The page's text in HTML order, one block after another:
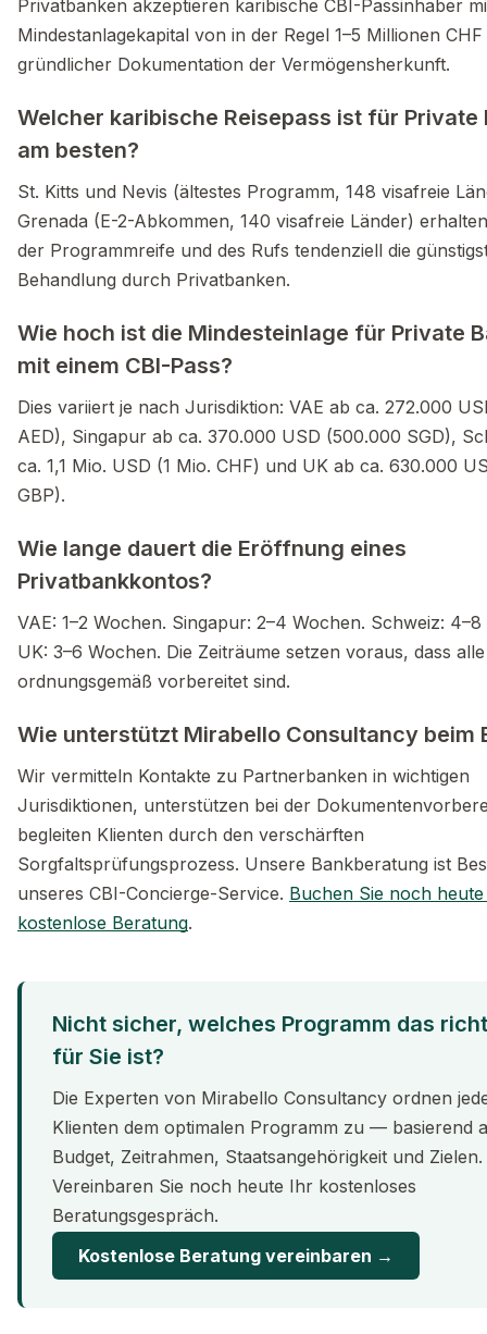
Privatbanken akzeptieren karibische CBI-Passinhaber
Mindestanlagekapital von in der Regel 1–5 Millionen
gründlicher Dokumentation der Vermögensherkunft.
Welcher karibische Reisepass ist für Private
am besten?
St. Kitts und Nevis (ältestes Programm, 148 visafreie
Grenada (E-2-Abkommen, 140 visafreie Länder)
der Programmreife und des Rufs tendenziell die
Behandlung durch Privatbanken.
Wie hoch ist die Mindesteinlage für Private
mit einem CBI-Pass?
Dies variiert je nach Jurisdiktion: VAE ab ca. 272.000
AED), Singapur ab ca. 370.000 USD (500.000 SGD),
ca. 1,1 Mio. USD (1 Mio. CHF) und UK ab ca. 630.000
GBP).
Wie lange dauert die Eröffnung eines
Privatbankkontos?
VAE: 1–2 Wochen. Singapur: 2–4 Wochen. Schweiz:
UK: 3–6 Wochen. Die Zeiträume setzen voraus, dass
ordnungsgemäß vorbereitet sind.
Wie unterstützt Mirabello Consultancy beim
Wir vermitteln Kontakte zu Partnerbanken in wichtigen
Jurisdiktionen, unterstützen bei der
begleiten Klienten durch den verschärften
Sorgfaltsprüfungsprozess. Unsere Bankberatung ist
unseres CBI-Concierge-Service. Buchen Sie noch
kostenlose Beratung.
Nicht sicher, welches Programm das
für Sie ist?
Die Experten von Mirabello Consultancy ordnen
Klienten dem optimalen Programm zu — basierend
Budget, Zeitrahmen, Staatsangehörigkeit und Zielen.
Vereinbaren Sie noch heute Ihr kostenloses
Beratungsgespräch.
Kostenlose Beratung vereinbaren →